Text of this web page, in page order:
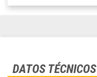
DATOS TÉCNICOS